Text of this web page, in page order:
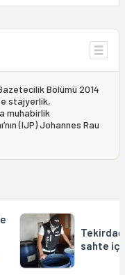
Bölümü 2014
stajyerlik,
muhabirlik
(IJP) Johannes Rau
sahte